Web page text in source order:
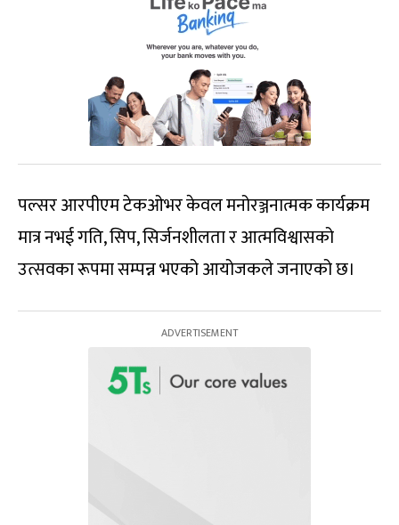
पल्सर आरपीएम टेकओभर केवल मनोरञ्जनात्मक कार्यक्रम
मात्र नभई गति, सिप, सिर्जनशीलता र आत्मविश्वासको
उत्सवका रूपमा सम्पन्न भएको आयोजकले जनाएको छ।